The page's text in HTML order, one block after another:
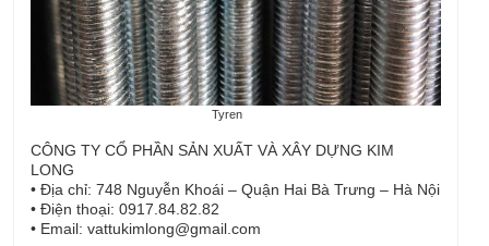
Tyren
CÔNG TY CỔ PHẦN SẢN XUẤT VÀ XÂY DỰNG KIM
LONG
• Địa chỉ: 748 Nguyễn Khoái – Quận Hai Bà Trưng – Hà Nội
• Điện thoại: 0917.84.82.82
• Email: vattukimlong@gmail.com